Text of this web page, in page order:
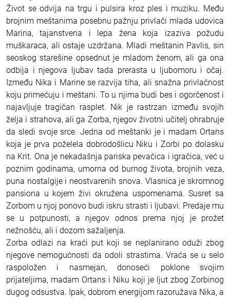
Život se odvija na trgu i pulsira kroz ples i muziku. Među
brojnim meštanima posebnu pažnju privlači mlada udovica
Marina, tajanstvena i lepa žena koja izaziva požudu
muškaraca, ali ostaje uzdržana. Mladi meštanin Pavlis, sin
seoskog starešine opsednut je mladom ženom, ali ga ona
odbija i njegova ljubav tada prerasta u ljubomoru i očaj.
Između Nika i Marine se razvija tiha, ali snažna privlačnost
koju primećuju i meštani. To u njima budi bes i ogorčenost i
najavljuje tragičan rasplet. Nik je rastrzan između svojih
želja i strahova, ali ga Zorba, njegov životni učitelj ohrabruje
da sledi svoje srce. Jedna od meštanki je i madam Ortans
koja je prva poželela dobrodošlicu Niku i Zorbi po dolasku
na Krit. Ona je nekadašnja pariska pevačica i igračica, već u
poznim godinama, umorna od burnog života, brojnih veza,
puna nostalgije i neostvarenih snova. Vlasnica je skromnog
pansiona u kojem živi okružena uspomenama. Susret sa
Zorbom u njoj ponovo budi iskru strasti i ljubavi. Predaje mu
se u potpunosti, a njegov odnos prema njoj je prožet
nežnošću, ali i dozom sažaljenja.
Zorba odlazi na kraći put koji se neplanirano oduži zbog
njegove nemogućnosti da odoli strastima. Vraća se u selo
raspoložen i nasmejan, donoseći poklone svojim
prijateljima, madam Ortans i Niku koji je ljut zbog Zorbinog
dugog odsustva. Ipak, dobrom energijom razoružava Nika, a